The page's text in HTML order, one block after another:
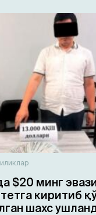
$20 минг
киритиб
шахс